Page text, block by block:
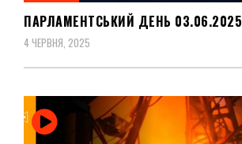
ПАРЛАМЕНТСЬКИЙ ДЕНЬ 03.06.2025
4 ЧЕРВНЯ, 2025